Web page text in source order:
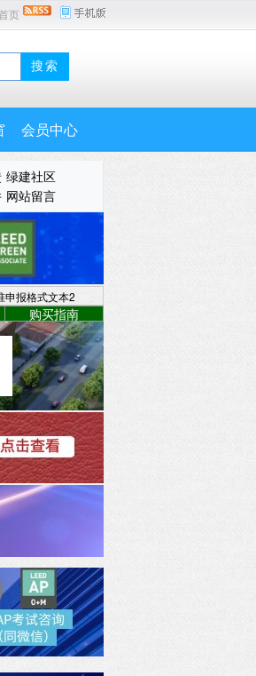
页
会员中心
绿建社区
网站留言
申报格式文本2
购买指南